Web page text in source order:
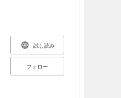
試し読み
フォロー